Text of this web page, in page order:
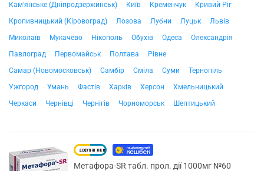
Кам'янське (Дніпродзержинськ)
Київ Кременчук
Кривий Ріг
Кропивницький (Кіровоград)
Лозова Лубни Луцьк
Львів
Миколаїв
Мукачево Нікополь Обухів Одеса
Олександрія
Павлоград
Первомайськ Полтава
Рівне
Самар (Новомосковськ)
Самбір Сміла Суми
Тернопіль
Ужгород
Умань Фастів Харків Херсон
Хмельницький
Черкаси
Чернівці Чернігів Чорноморськ Шептицький
Метафора-SR табл. прол. дії 1000мг №60